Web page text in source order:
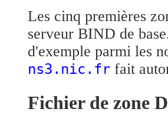
Les cinq premières
serveur BIND de
d'exemple parmi les
ns3.nic.fr fait
Fichier de zone